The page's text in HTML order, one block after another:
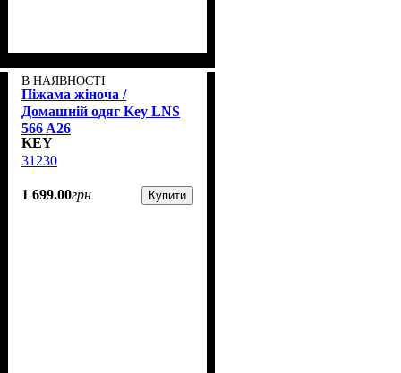
В НАЯВНОСТІ
Піжама жіноча /
Домашній одяг Key LNS
566 A26
KEY
31230
1 699.00грн Купити